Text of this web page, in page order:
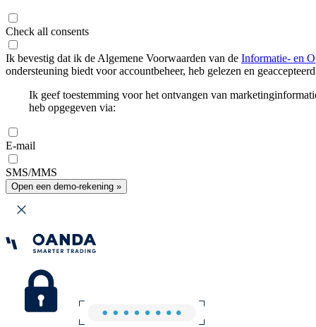
Check all consents
Ik bevestig dat ik de Algemene Voorwaarden van de Informatie- en
ondersteuning biedt voor accountbeheer, heb gelezen en
Ik geef toestemming voor het ontvangen van
heb opgegeven via:
E-mail
SMS/MMS
Open een demo-rekening »